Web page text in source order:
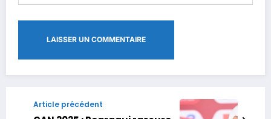
Article précédent